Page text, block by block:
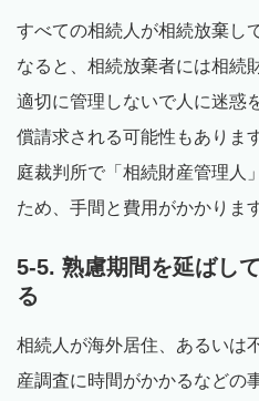
すべての相続人が相続放棄し
なると、相続放棄者には相続
適切に管理しないで人に迷惑
償請求される可能性もありま
庭裁判所で「相続財産管理人
ため、手間と費用がかかります
5-5. 熟慮期間を延ばし
る
相続人が海外居住、あるいは
産調査に時間がかかるなどの